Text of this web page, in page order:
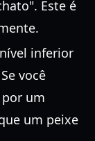
Este é
inferior
você
um
um peixe